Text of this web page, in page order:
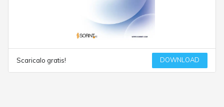
Scaricalo gratis! DOWNLOAD